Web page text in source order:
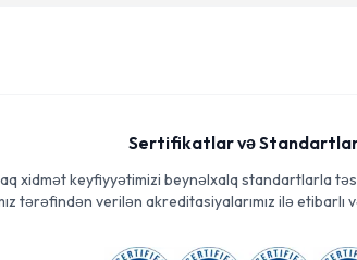
Sertifikatlar və
xidmət keyfiyyətimizi beynəlxalq standartlarla
tərəfindən verilən akreditasiyalarımız ilə